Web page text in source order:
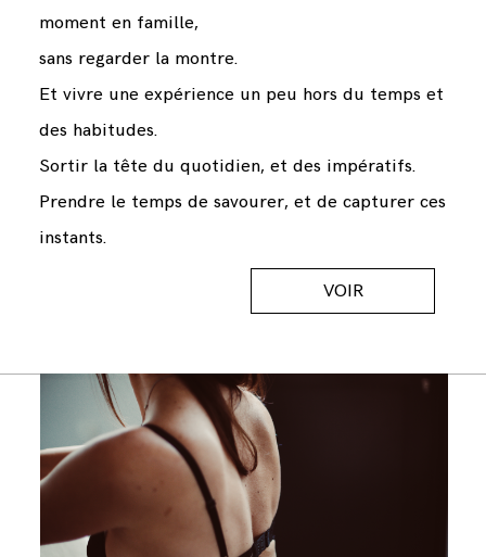
moment en famille,
sans regarder la montre.
Et vivre une expérience un peu hors du temps et
des habitudes.
Sortir la tête du quotidien, et des impératifs.
Prendre le temps de savourer, et de capturer ces
instants.
VOIR